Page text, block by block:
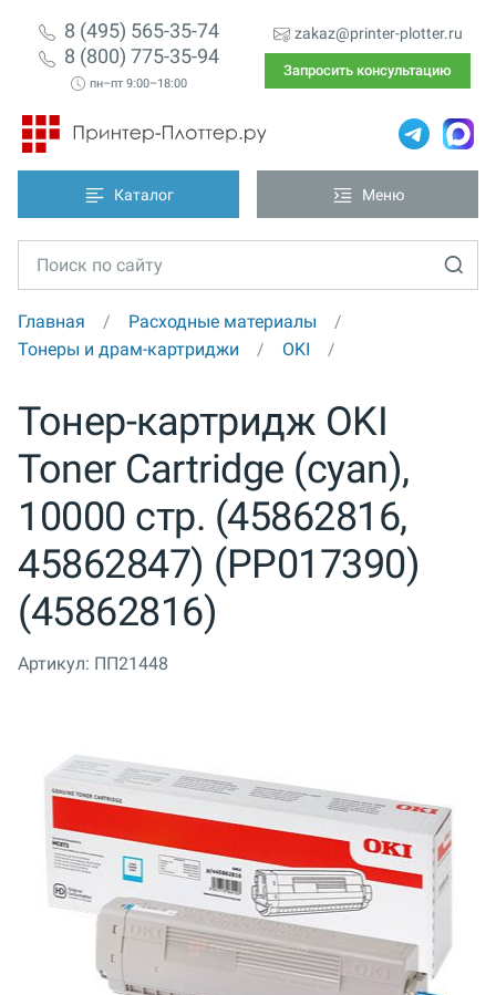
8 (495) 565-35-74
8 (800) 775-35-94
пн–пт 9:00–18:00
zakaz@printer-plotter.ru
Запросить консультацию
Каталог Меню
Главная
Расходные материалы
Тонеры и драм-картриджи
OKI
Тонер-картридж OKI
Toner Cartridge (cyan),
10000 стр. (45862816,
45862847) (PP017390)
(45862816)
Артикул: ПП21448